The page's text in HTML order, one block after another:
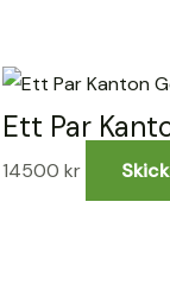
Ett Par
14500kr